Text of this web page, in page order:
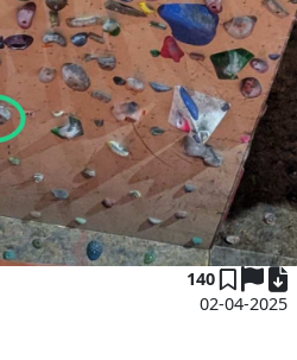
140
02-04-2025